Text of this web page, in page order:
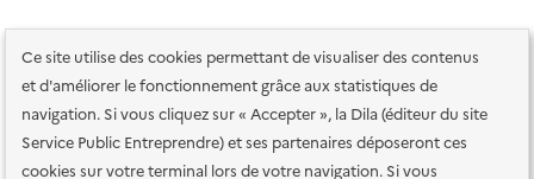
Ce site utilise des cookies permettant de visualiser des contenus
et d'améliorer le fonctionnement grâce aux statistiques de
navigation. Si vous cliquez sur « Accepter », la Dila (éditeur du site
Service Public Entreprendre) et ses partenaires déposeront ces
cookies sur votre terminal lors de votre navigation. Si vous
Plan du site Accessibilité : totalement conforme Accessibilité des